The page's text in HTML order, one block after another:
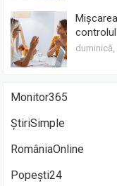
duminică,
Monitor365
ȘtiriSimple
RomâniaOnline
Popești24